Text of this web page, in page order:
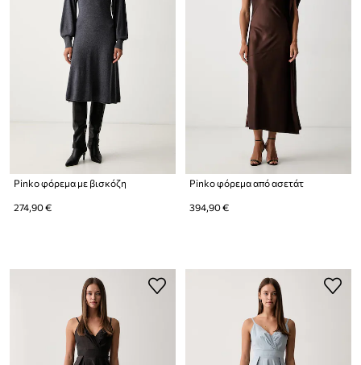
Pinko φόρεμα με βισκόζη
274,90 €
Pinko φόρεμα από ασετάτ
394,90 €